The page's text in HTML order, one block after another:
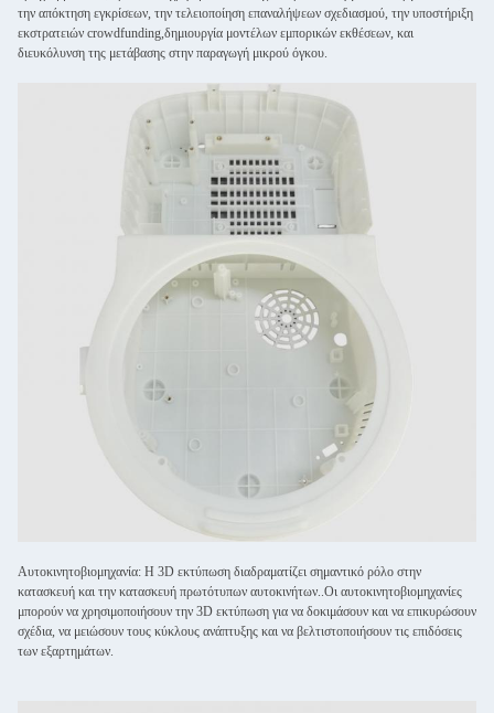
την απόκτηση εγκρίσεων, την τελειοποίηση επαναλήψεων σχεδιασμού, την υποστήριξη
εκστρατειών crowdfunding,δημιουργία μοντέλων εμπορικών εκθέσεων, και
διευκόλυνση της μετάβασης στην παραγωγή μικρού όγκου.
Αυτοκινητοβιομηχανία: Η 3D εκτύπωση διαδραματίζει σημαντικό ρόλο στην
κατασκευή και την κατασκευή πρωτότυπων αυτοκινήτων..Οι αυτοκινητοβιομηχανίες
μπορούν να χρησιμοποιήσουν την 3D εκτύπωση για να δοκιμάσουν και να επικυρώσουν
σχέδια, να μειώσουν τους κύκλους ανάπτυξης και να βελτιστοποιήσουν τις επιδόσεις
των εξαρτημάτων.